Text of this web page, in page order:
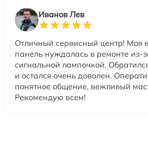
Иванов Лев
Отличный сервисный центр! Моя
панель нуждалась в ремонте из-
сигнальной лампочкой.
и остался очень доволен.
понятное общение, вежливый
Рекомендую всем!